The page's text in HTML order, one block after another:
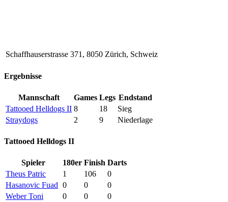
Schaffhauserstrasse 371, 8050 Zürich, Schweiz
Ergebnisse
Mannschaft Games Legs Endstand
Tattooed Helldogs II 8 18
Sieg
Straydogs
2 9 Niederlage
Tattooed Helldogs II
Spieler 180er Finish Darts
Theus Patric
1 106
0
Hasanovic Fuad 0 0
0
Weber Toni
0 0
0